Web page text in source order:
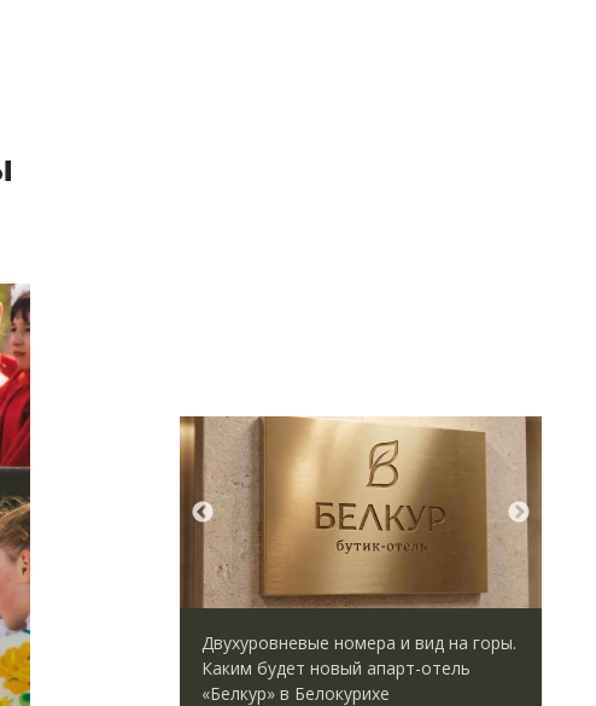
и вид на горы.
апарт-отель
Архитектурный код начинается с
земли. Мощение крупноформатными
плитами становится новым